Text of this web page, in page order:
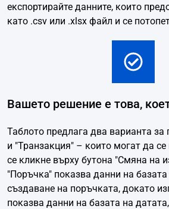
експортирайте данните, които
като .csv или .xlsx файл и се
Вашето решение е това,
Таблото предлага два варианта за
и "Транзакция" – които могат да
се кликне върху бутона "Смяна на
"Поръчка" показва данни на
създаване на поръчката, докато
показва данни на базата на